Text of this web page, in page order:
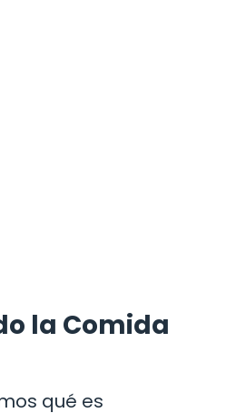
la Comida
qué es